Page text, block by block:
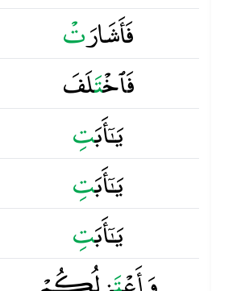
فَأَشَارَت
فَٱخْتَلَفَ
يَـٰٓأَبَت
يَـٰٓأَبَت
يَـٰٓأَبَت